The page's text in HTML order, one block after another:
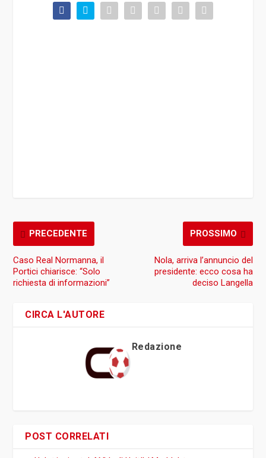
PRECEDENTE
Caso Real Normanna, il
Portici chiarisce: “Solo
richiesta di informazioni”
PROSSIMO
Nola, arriva l’annuncio del
presidente: ecco cosa ha
deciso Langella
CIRCA L'AUTORE
Redazione
POST CORRELATI